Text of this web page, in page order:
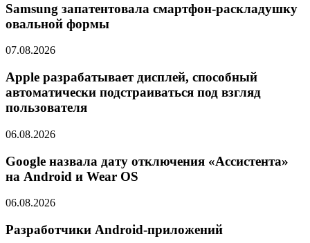
Samsung запатентовала смартфон-раскладушку
овальной формы
07.08.2026
Apple разрабатывает дисплей, способный
автоматически подстраиваться под взгляд
пользователя
06.08.2026
Google назвала дату отключения «Ассистента»
на Android и Wear OS
06.08.2026
Разработчики Android-приложений